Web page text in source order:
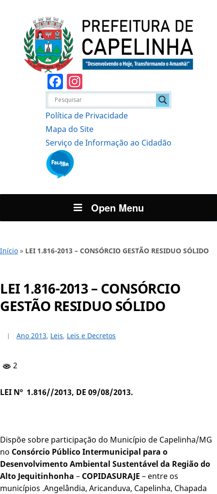
Facebook
Política de Privacidade
Mapa do Site
Serviço de Informação ao Cidadão
Open Menu
Início » LEI 1.816-2013 – CONSÓRCIO GESTÃO RESIDUO SÓLIDO
LEI 1.816-2013 – CONSÓRCIO
GESTÃO RESIDUO SÓLIDO
Ano 2013, Leis, Leis e Decretos
2
LEI Nº 1.816//2013, DE 09/08/2013.
Dispõe sobre participação do Município de Capelinha/MG
no Consórcio Público Intermunicipal para o
Desenvolvimento Ambiental Sustentável da Região do
Alto Jequitinhonha – COPIDASURAJE – entre os
municípios .Angelândia, Aricanduva, Capelinha, Chapada